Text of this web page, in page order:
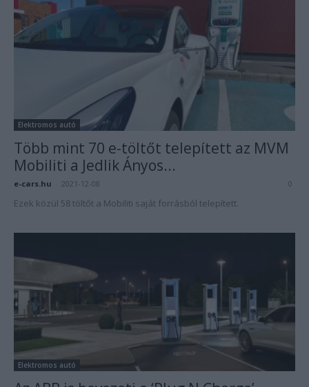
Elektromos autó
Több mint 70 e-töltőt telepített az MVM
Mobiliti a Jedlik Ányos...
e-cars.hu 2021-12-08 0
Ezek közül 58 töltőt a Mobiliti saját forrásból telepített.
Elektromos autó